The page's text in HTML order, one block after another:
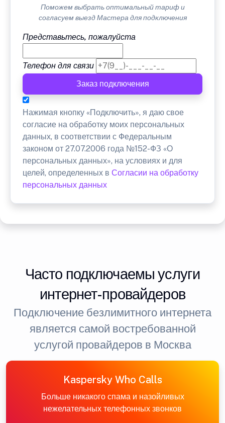
Поможем выбрать оптимальный тариф и
согласуем выезд Мастера для подключения
Представьтесь, пожалуйста
Телефон для связи
Заказ подключения
Нажимая кнопку «Подключить», я даю свое
согласие на обработку моих персональных
данных, в соответствии с Федеральным
законом от 27.07.2006 года №152-ФЗ «О
персональных данных», на условиях и для
целей, определенных в Согласии на обработку
персональных данных
Часто подключаемы услуги
интернет-провайдеров
Подключение безлимитного интернета
является самой востребованной
услугой провайдеров в Москва
Kaspersky Who Calls
Больше никакого спама и назойливых
нежелательных телефонных звонков